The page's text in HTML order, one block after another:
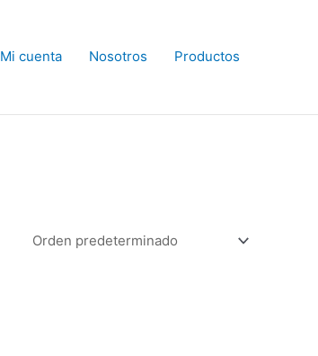
Mi cuenta Nosotros Productos